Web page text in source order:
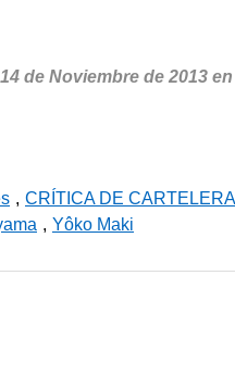
de Noviembre de 2013
, CRÍTICA DE CARTELERA
, Yôko Maki